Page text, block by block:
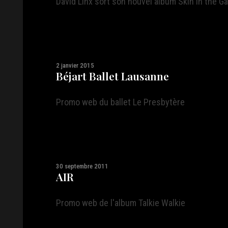
2 janvier 2015
Béjart Ballet Lausanne
Promo web du ballet Le Presbytère
30 septembre 2011
AIR
Promo web de l'album Talkie Walkie